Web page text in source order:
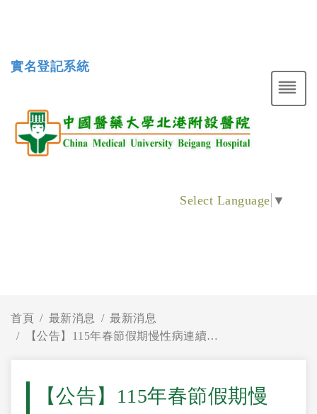
實名登記系統
Select Language ▼
首頁 最新消息
最新消息
【公告】115年春節假期慢性病連續處方箋提前領藥說明
【公告】115年春節假期慢